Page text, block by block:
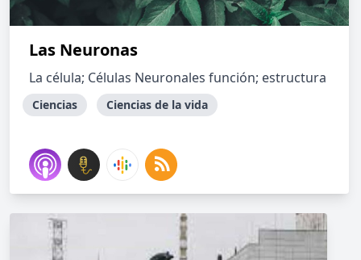
Las Neuronas
La célula; Células Neuronales función; estructura
Ciencias Ciencias de la vida